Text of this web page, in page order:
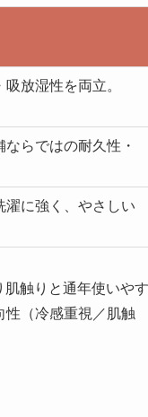
放湿性を両立。
らではの耐久性・
濯に強く、やさしい
触りと通年使いやす
性（冷感重視／肌触